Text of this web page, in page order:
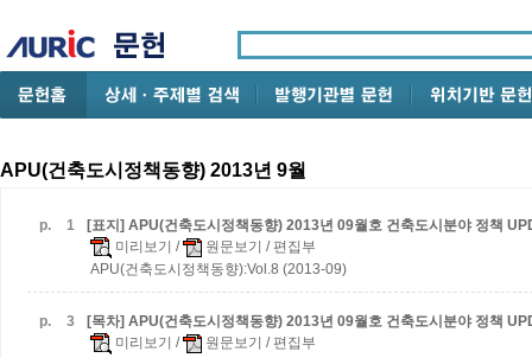
APU(건축도시정책동향) 2013년 9월
p. 1 [표지] APU(건축도시정책동향) 2013년 09월호 건축도시분야 정책
미리보기 / 원문보기 / 편집부
APU(건축도시정책동향):Vol.8 (2013-09)
p. 3 [목차] APU(건축도시정책동향) 2013년 09월호 건축도시분야 정책
미리보기 / 원문보기 / 편집부